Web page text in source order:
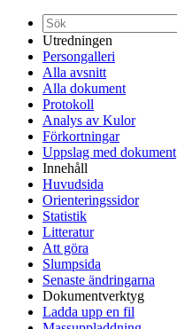
Utredningen
Persongalleri
Alla avsnitt
Alla dokument
Protokoll
Analys av Kulor
Förkortningar
Uppslag med dokument
Innehåll
Huvudsida
Orienteringssidor
Statistik
Litteratur
Att göra
Slumpsida
Senaste ändringarna
Dokumentverktyg
Ladda upp en fil